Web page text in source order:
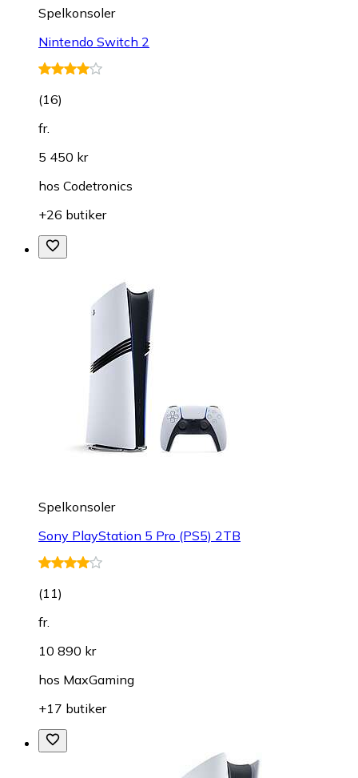
Spelkonsoler
Nintendo Switch 2
(16)
fr.
5 450 kr
hos Codetronics
+26 butiker
Spelkonsoler
Sony PlayStation 5 Pro (PS5) 2TB
(11)
fr.
10 890 kr
hos MaxGaming
+17 butiker